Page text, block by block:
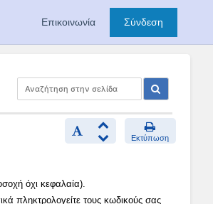
Επικοινωνία Σύνδεση
Εκτύπωση
όχι κεφαλαία).
πληκτρολογείτε τους κωδικούς σας